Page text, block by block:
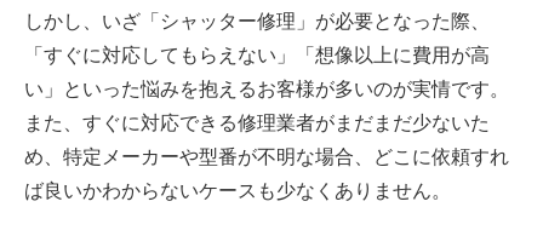
しかし、いざ「シャッター修理」が必要となった際、
「すぐに対応してもらえない」「想像以上に費用が高
い」といった悩みを抱えるお客様が多いのが実情です。
また、すぐに対応できる修理業者がまだまだ少ないた
め、特定メーカーや型番が不明な場合、どこに依頼すれ
ば良いかわからないケースも少なくありません。